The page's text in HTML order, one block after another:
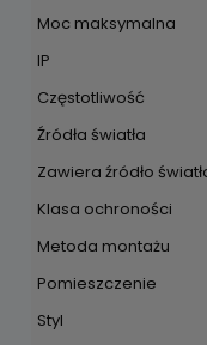
Moc maksymalna
IP
Częstotliwość
Źródła światła
Zawiera źródło
Klasa ochroności
Metoda montażu
Pomieszczenie
Styl